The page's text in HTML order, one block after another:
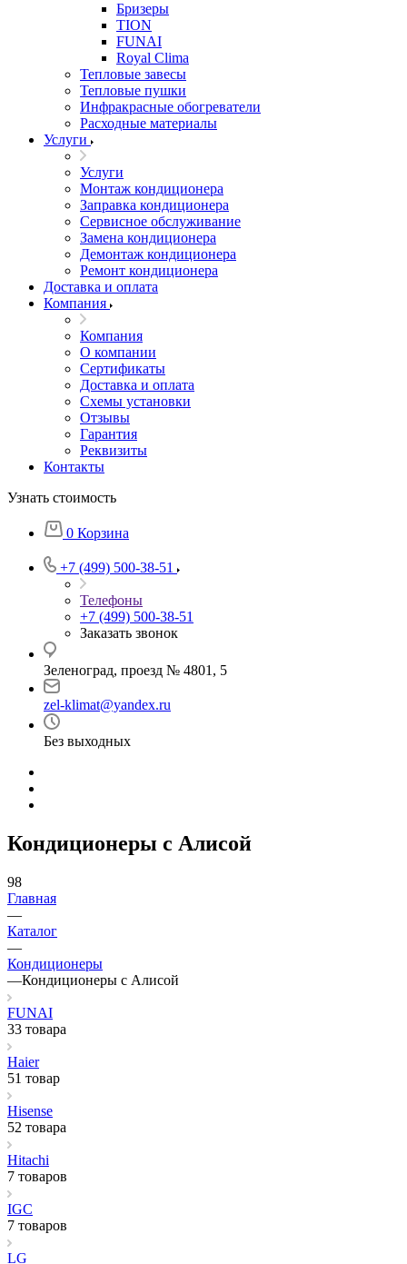
Бризеры
TION
FUNAI
Royal Clima
Тепловые завесы
Тепловые пушки
Инфракрасные обогреватели
Расходные материалы
Услуги
Услуги
Монтаж кондиционера
Заправка кондиционера
Сервисное обслуживание
Замена кондиционера
Демонтаж кондиционера
Ремонт кондиционера
Доставка и оплата
Компания
Компания
О компании
Сертификаты
Доставка и оплата
Схемы установки
Отзывы
Гарантия
Реквизиты
Контакты
Узнать стоимость
0 Корзина
+7 (499) 500-38-51
Телефоны
+7 (499) 500-38-51
Заказать звонок
Зеленоград, проезд № 4801, 5
zel-klimat@yandex.ru
Без выходных
Кондиционеры с Алисой
98
Главная
—
Каталог
—
Кондиционеры
—Кондиционеры с Алисой
FUNAI
33 товара
Haier
51 товар
Hisense
52 товара
Hitachi
7 товаров
IGC
7 товаров
LG